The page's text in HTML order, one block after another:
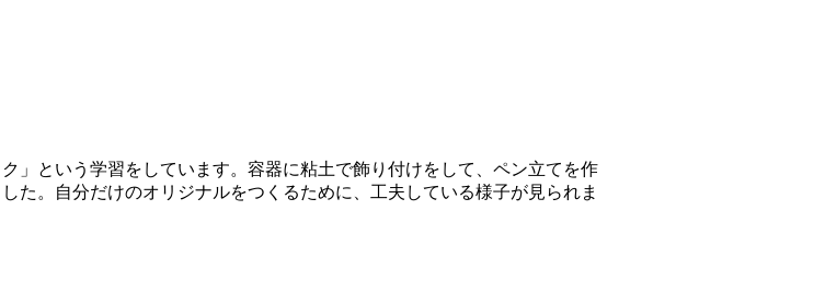
」という学習をしています。容器に粘土で飾り付けをして、ペン立てを作
た。自分だけのオリジナルをつくるために、工夫している様子が見られま